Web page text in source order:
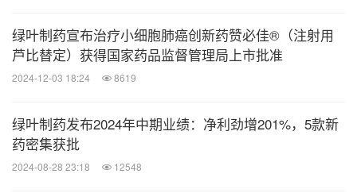
1. 精神分裂症防治指南(第二版). 中华医学电子音像
出版社. 2015
绿叶制药集团是致力于创新药物的研发、生产和销售
绿叶制药宣布治疗小细胞肺癌创新药赞必佳®（注射用
芦比替定）获得国家药品监督管理局上市批准
2024-12-03 18:24 8619
绿叶制药发布2024年中期业绩：净利劲增201%，5款新
药密集获批
2024-08-28 23:18 12548